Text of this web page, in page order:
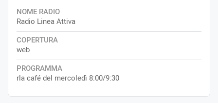
NOME RADIO
Radio Linea Attiva
COPERTURA
web
PROGRAMMA
rla café del mercoledì 8:00/9:30